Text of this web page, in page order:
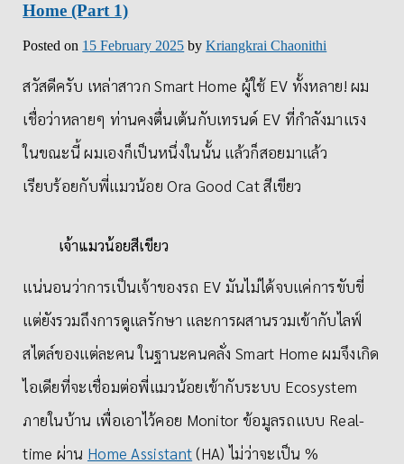
Home (Part 1)
Posted on 15 February 2025 byKriangkrai Chaonithi
สวัสดีครับ เหล่าสาวก Smart Home ผู้ใช้ EV ทั้งหลาย! ผม
เชื่อว่าหลายๆ ท่านคงตื่นเต้นกับเทรนด์ EV ที่กำลังมาแรง
ในขณะนี้ ผมเองก็เป็นหนึ่งในนั้น แล้วก็สอยมาแล้ว
เรียบร้อยกับพี่แมวน้อย Ora Good Cat สีเขียว
เจ้าแมวน้อยสีเขียว
แน่นอนว่าการเป็นเจ้าของรถ EV มันไม่ได้จบแค่การขับขี่
แต่ยังรวมถึงการดูแลรักษา และการผสานรวมเข้ากับไลฟ์
สไตล์ของแต่ละคน ในฐานะคนคลั่ง Smart Home ผมจึงเกิด
ไอเดียที่จะเชื่อมต่อพี่แมวน้อยเข้ากับระบบ Ecosystem
ภายในบ้าน เพื่อเอาไว้คอย Monitor ข้อมูลรถแบบ Real-
time ผ่าน Home Assistant(HA) ไม่ว่าจะเป็น %